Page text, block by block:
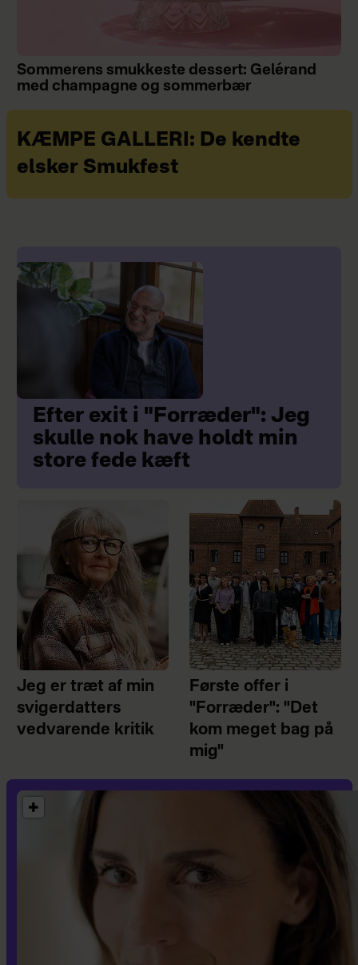
Sommerens smukkeste dessert: Gelérand
med champagne og sommerbær
KÆMPE GALLERI: De kendte
elsker Smukfest
Efter exit i "Forræder": Jeg
skulle nok have holdt min
store fede kæft
Jeg er træt af min
svigerdatters
vedvarende kritik
Første offer i
"Forræder": "Det
kom meget bag på
mig"